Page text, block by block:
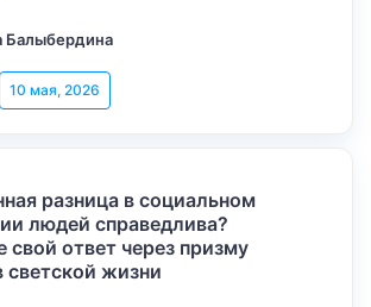
Балыбердина
10 мая, 2026
разница в социальном
людей справедлива?
свой ответ через призму
светской жизни